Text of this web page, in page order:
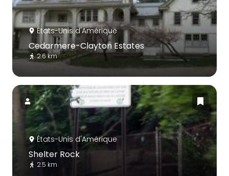
États-Unis d'Amérique
Cedarmere-Clayton Estates
2.6 km
États-Unis d'Amérique
Shelter Rock
2.5 km